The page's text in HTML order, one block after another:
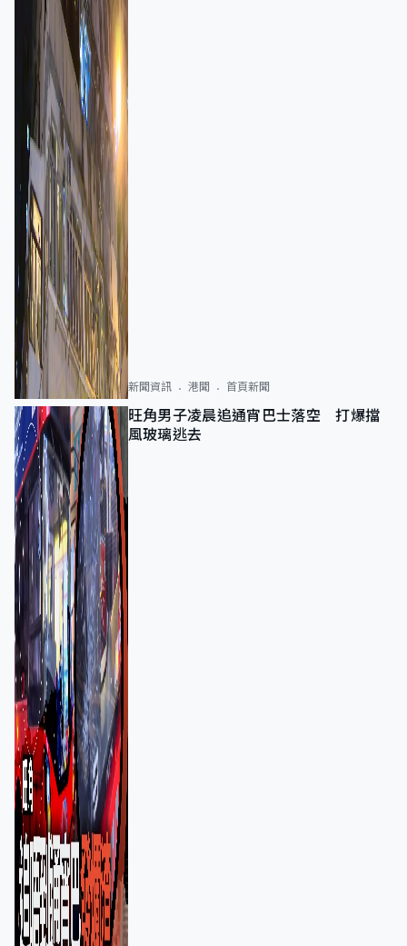
新聞資訊 港聞 首頁新聞
旺角男子凌晨追通宵巴士落空 打爆擋
風玻璃逃去